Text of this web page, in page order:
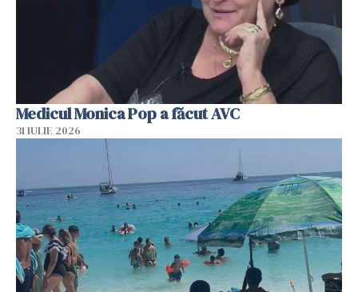
Medicul Monica Pop a făcut AVC
31 IULIE 2026